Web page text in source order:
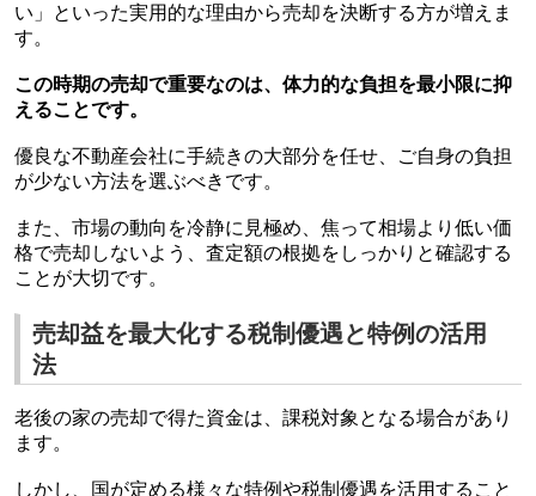
い」といった実用的な理由から売却を決断する方が増えま
す。
この時期の売却で重要なのは、体力的な負担を最小限に抑
えることです。
優良な不動産会社に手続きの大部分を任せ、ご自身の負担
が少ない方法を選ぶべきです。
また、市場の動向を冷静に見極め、焦って相場より低い価
格で売却しないよう、査定額の根拠をしっかりと確認する
ことが大切です。
売却益を最大化する税制優遇と特例の活用
法
老後の家の売却で得た資金は、課税対象となる場合があり
ます。
しかし、国が定める様々な特例や税制優遇を活用すること